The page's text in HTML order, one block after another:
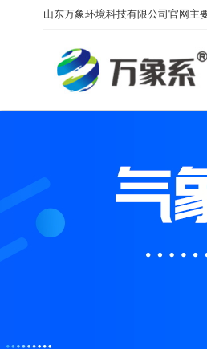
山东万象环境科技有限公司官网主